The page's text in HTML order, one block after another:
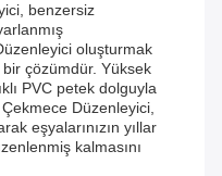
benzersiz
oluşturmak
çözümdür. Yüksek
PVC petek dolguyla
Düzenleyici,
eşyalarınızın yıllar
kalmasını